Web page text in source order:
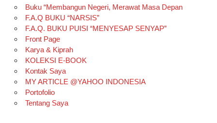
b
o
o
k
a
g
r
a
m
o
k
e
r
e
d
t
e
u
b
Buku “Membangun Negeri, Merawat Masa Depan
F.A.Q BUKU “NARSIS”
F.A.Q. BUKU PUISI “MENYESAP SENYAP”
Front Page
Karya & Kiprah
KOLEKSI E-BOOK
Kontak Saya
MY ARTICLE @YAHOO INDONESIA
Portofolio
Tentang Saya